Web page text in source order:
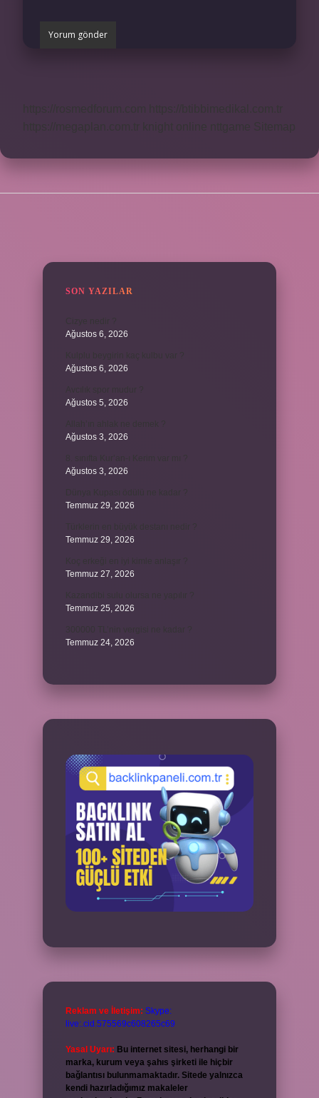
SON YAZILAR
Ağustos 6, 2026
Ağustos 6, 2026
Ağustos 5, 2026
Ağustos 3, 2026
Ağustos 3, 2026
Temmuz 29, 2026
Temmuz 29, 2026
Temmuz 27, 2026
Temmuz 25, 2026
Temmuz 24, 2026
Reklam ve İletişim: Skype:
live:.cid.575569c608265c69
Yasal Uyarı: Bu internet sitesi, herhangi bir
marka, kurum veya şahıs şirketi ile hiçbir
bağlantısı bulunmamaktadır. Sitede yalnızca
kendi hazırladığımız makaleler